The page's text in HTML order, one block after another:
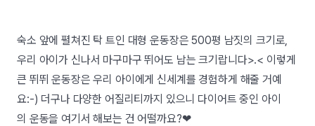
숙소 앞에 펼쳐진 탁 트인 대형 운동장은 500평 남짓의 크기로,
우리 아이가 신나서 마구마구 뛰어도 남는 크기랍니다>.< 이렇게
큰 뛰뛰 운동장은 우리 아이에게 신세계를 경험하게 해줄 거예
요:-) 더구나 다양한 어질리티까지 있으니 다이어트 중인 아이
의 운동을 여기서 해보는 건 어떨까요?❤︎